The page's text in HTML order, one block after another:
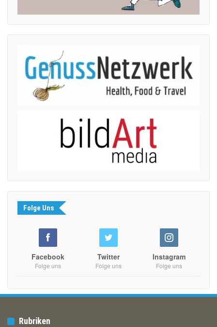
Folge Uns
Facebook
Folge uns
Twitter
Folge uns
Instagram
Folge uns
Rubriken